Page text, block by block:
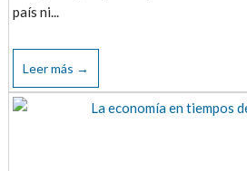
país ni...
Leer más →